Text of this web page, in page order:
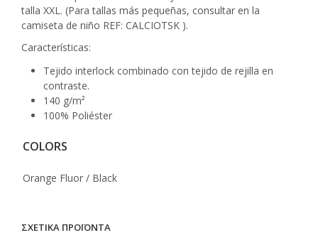
talla XXL. (Para tallas más pequeñas, consultar en la
camiseta de niño REF: CALCIOTSK ).
Características:
Tejido interlock combinado con tejido de rejilla en
contraste.
140 g/m²
100% Poliéster
COLORS
Orange Fluor / Black
ΣΧΕΤΙΚΆ ΠΡΟΪΌΝΤΑ